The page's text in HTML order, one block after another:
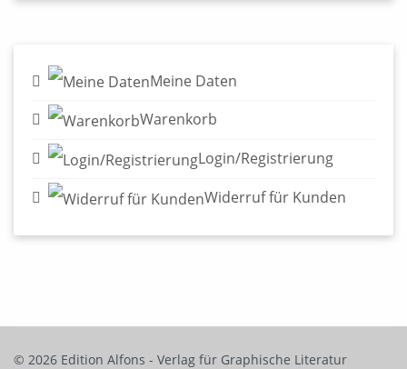
Meine Daten
Warenkorb
Login/Registrierung
Widerruf für Kunden
© 2026 Edition Alfons - Verlag für Graphische Literatur